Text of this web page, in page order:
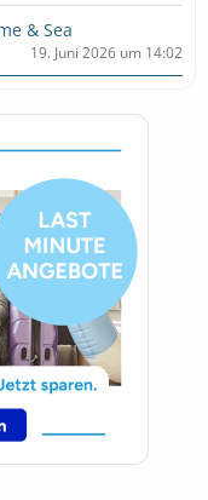
& Sea
19. Juni 2026 um 14:02